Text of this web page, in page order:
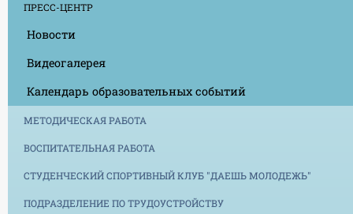
ПРЕСС-ЦЕНТР
Новости
Видеогалерея
Календарь образовательных событий
МЕТОДИЧЕСКАЯ РАБОТА
ВОСПИТАТЕЛЬНАЯ РАБОТА
СТУДЕНЧЕСКИЙ СПОРТИВНЫЙ КЛУБ "ДАЕШЬ МОЛОДЕЖЬ"
ПОДРАЗДЕЛЕНИЕ ПО ТРУДОУСТРОЙСТВУ